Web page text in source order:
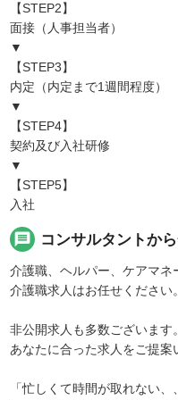
【STEP2】
面接（人事担当者）
▼
【STEP3】
内定（内定まで1週間程度）
▼
【STEP4】
契約及び入社研修
▼
【STEP5】
入社
message コンサルタントか
介護職、ヘルパー、ケアマネ
介護職求人はお任せください。
非公開求人も多数ございます。
あなたに合った求人をご提案
「忙しくて時間が取れない